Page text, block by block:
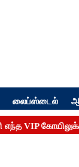
லைப்ஸ்டைல்